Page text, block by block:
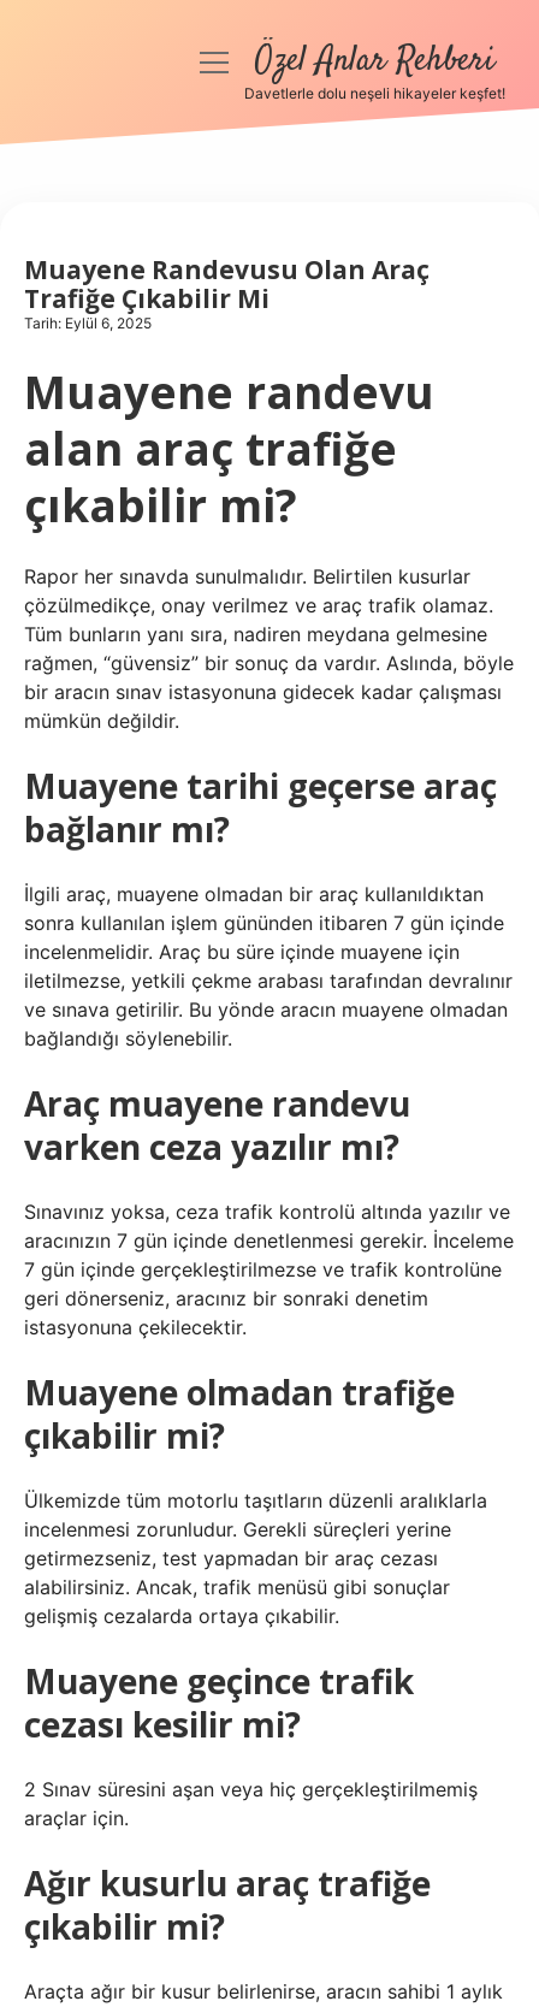
Anasayfa
Hakkımızda
menüyüÖzel Anlar Rehberi
Davetlerle dolu neşeli hikayeler keşfet!
Muayene Randevusu Olan Araç
Trafiğe Çıkabilir Mi
Tarih: Eylül 6, 2025
Muayene randevu
alan araç trafiğe
çıkabilir mi?
Rapor her sınavda sunulmalıdır. Belirtilen kusurlar
çözülmedikçe, onay verilmez ve araç trafik olamaz.
Tüm bunların yanı sıra, nadiren meydana gelmesine
rağmen, “güvensiz” bir sonuç da vardır. Aslında, böyle
bir aracın sınav istasyonuna gidecek kadar çalışması
mümkün değildir.
Muayene tarihi geçerse araç
bağlanır mı?
İlgili araç, muayene olmadan bir araç kullanıldıktan
sonra kullanılan işlem gününden itibaren 7 gün içinde
incelenmelidir. Araç bu süre içinde muayene için
iletilmezse, yetkili çekme arabası tarafından devralınır
ve sınava getirilir. Bu yönde aracın muayene olmadan
bağlandığı söylenebilir.
Araç muayene randevu
varken ceza yazılır mı?
Sınavınız yoksa, ceza trafik kontrolü altında yazılır ve
aracınızın 7 gün içinde denetlenmesi gerekir. İnceleme
7 gün içinde gerçekleştirilmezse ve trafik kontrolüne
geri dönerseniz, aracınız bir sonraki denetim
istasyonuna çekilecektir.
Muayene olmadan trafiğe
çıkabilir mi?
Ülkemizde tüm motorlu taşıtların düzenli aralıklarla
incelenmesi zorunludur. Gerekli süreçleri yerine
getirmezseniz, test yapmadan bir araç cezası
alabilirsiniz. Ancak, trafik menüsü gibi sonuçlar
gelişmiş cezalarda ortaya çıkabilir.
Muayene geçince trafik
cezası kesilir mi?
2 Sınav süresini aşan veya hiç gerçekleştirilmemiş
araçlar için.
Ağır kusurlu araç trafiğe
çıkabilir mi?
Araçta ağır bir kusur belirlenirse, aracın sahibi 1 aylık